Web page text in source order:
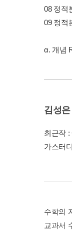
08 정적
09 정적
α. 개념
김성은
최근작 :
가스터
수학의
교과서